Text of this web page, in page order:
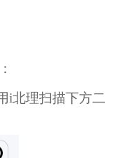
i北理扫描下方二